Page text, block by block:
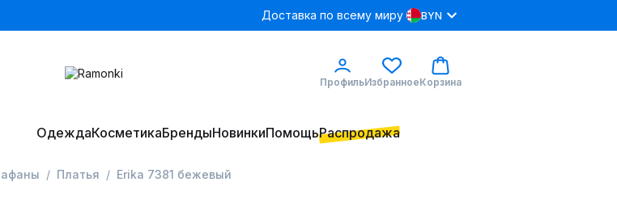
Доставка по всему миру BYN
ПрофильИзбранноеКорзина
ОдеждаКосметикаБрендыНовинкиПомощьРаспродажа
Платья Erika 7381 бежевый